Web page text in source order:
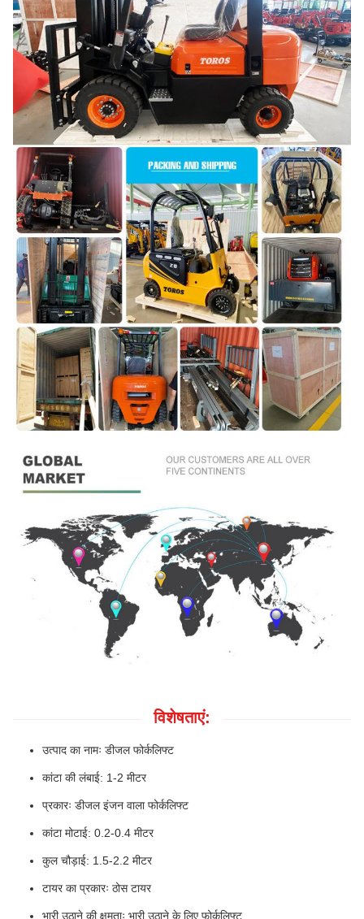
विशेषताएं:
उत्पाद का नामः डीजल फोर्कलिफ्ट
कांटा की लंबाई: 1-2 मीटर
प्रकारः डीजल इंजन वाला फोर्कलिफ्ट
कांटा मोटाई: 0.2-0.4 मीटर
कुल चौड़ाई: 1.5-2.2 मीटर
टायर का प्रकारः ठोस टायर
भारी उठाने की क्षमताः भारी उठाने के लिए फोर्कलिफ्ट